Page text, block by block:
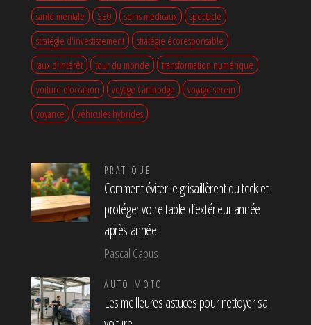
santé mentale
SEO soins médicaux
spectacle
stratégie d'investissement
stratégie écoresponsable
taux d'intérêt
tour du monde
transformation numérique
voiture d’occasion
voyage Cambodge
voyage serein
voyance
véhicules hybrides
PRATIQUE
Comment éviter le grisaillèrent du teck et
protéger votre table d’extérieur année
après année
Pascal Cabus
AUTO MOTO
Les meilleures astuces pour nettoyer sa